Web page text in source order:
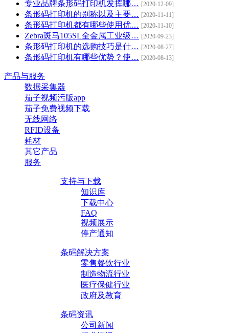
专业品牌条形码打印机发挥哪… [2020-12-09]
条形码打印机的别称以及主要… [2020-11-11]
条形码打印机都有哪些使用优… [2020-11-10]
Zebra斑马105SL全金属工业级… [2020-09-23]
条形码打印机的选购技巧是什… [2020-08-27]
条形码打印机有哪些优势？使… [2020-08-13]
产品与服务
数据采集器
茄子视频污版app
茄子免费视频下载
无线网络
RFID设备
耗材
其它产品
服务
支持与下载
知识库
下载中心
FAQ
视频展示
停产通知
条码解决方案
零售餐饮行业
制造物流行业
医疗保健行业
政府及教育
条码资讯
公司新闻